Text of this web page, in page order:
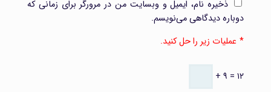
ذخیره نام، ایمیل و وبسایت من در مرورگر برای زمانی که
دوباره دیدگاهی می‌نویسم.
عملیات زیر را حل کنید.
+ ۹ = ۱۲